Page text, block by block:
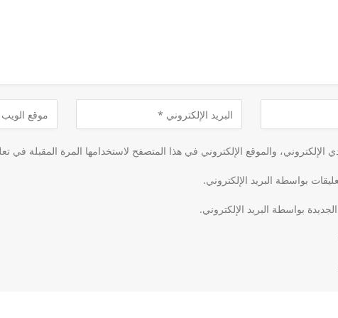
والموقع الإلكتروني في هذا المتصفح لاستخدامها المرة المقبلة في
بواسطة البريد الإلكتروني.
بواسطة البريد الإلكتروني.